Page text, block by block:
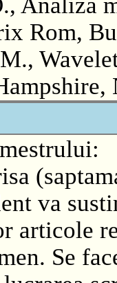
Rom,
va
articole
Se